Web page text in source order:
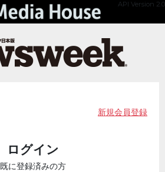
API Version 2.0
新規会員登録
ログイン
既に登録済みの方